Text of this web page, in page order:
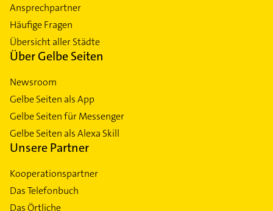
Ansprechpartner
Häufige Fragen
Übersicht aller Städte
Über Gelbe Seiten
Newsroom
Gelbe Seiten als App
Gelbe Seiten für Messenger
Gelbe Seiten als Alexa Skill
Unsere Partner
Kooperationspartner
Das Telefonbuch
Das Örtliche